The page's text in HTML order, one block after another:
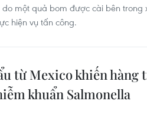
một quả bom được cài bên trong
hiện vụ tấn công.
từ Mexico khiến
khuẩn Salmonella